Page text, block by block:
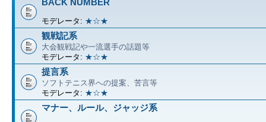
モデレータ: ★☆★
観戦記系
大会観戦記や一流選手の話題等
モデレータ: ★☆★
提言系
ソフトテニス界への提案、苦言等
モデレータ: ★☆★
マナー、ルール、ジャッジ系